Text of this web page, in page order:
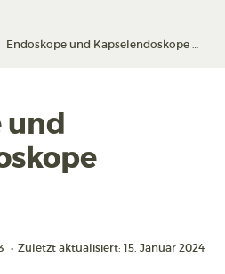
Endoskope und Kapselendoskope entsorgen
und
• Zuletzt aktualisiert: 15. Januar 2024